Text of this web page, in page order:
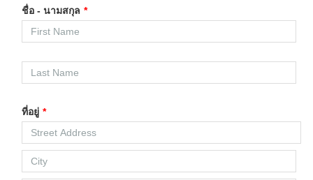
ชื่อ - นามสกุล *
ที่อยู่ *